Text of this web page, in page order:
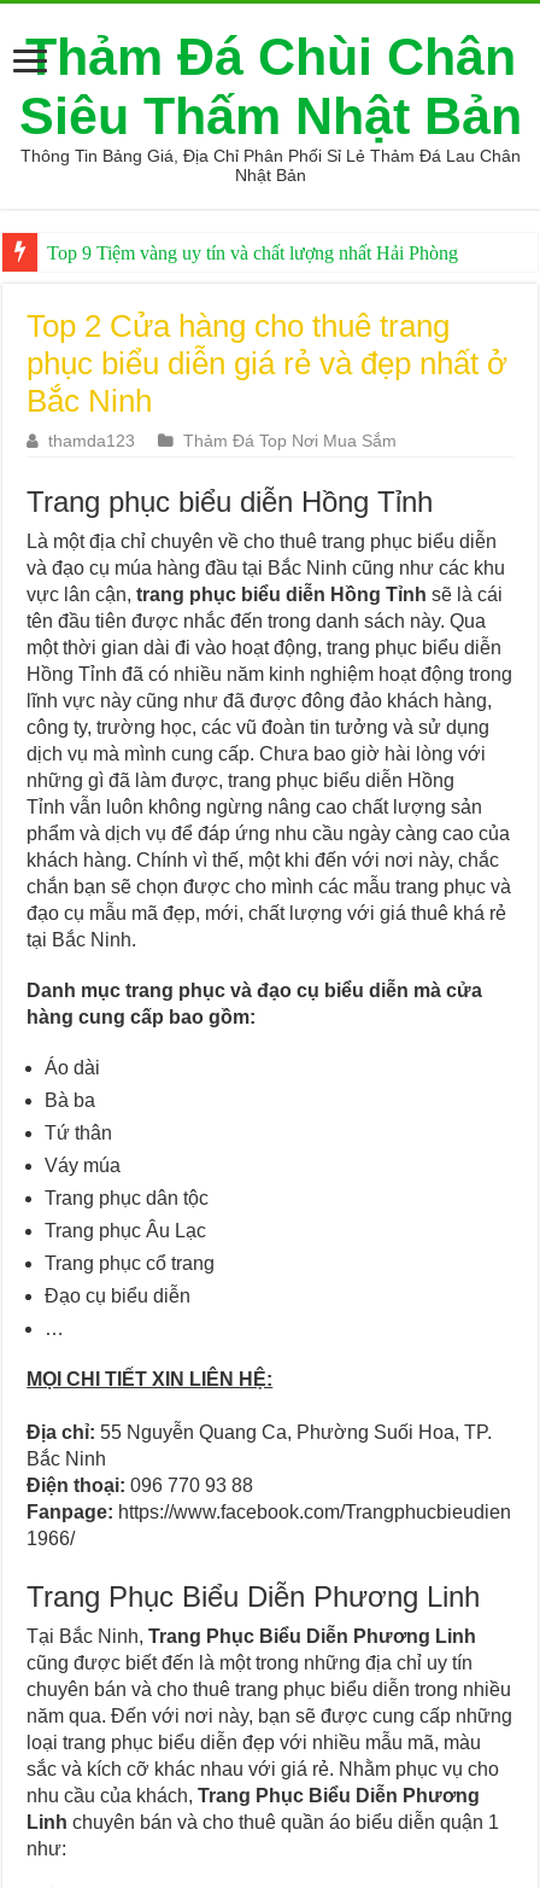
Thảm Đá Chùi Chân
Siêu Thấm Nhật Bản
Thông Tin Bảng Giá, Địa Chỉ Phân Phối Sỉ Lẻ Thảm Đá Lau Chân
Nhật Bản
Top 9 Tiệm vàng uy tín và chất lượng nhất Hải Phòng
Top 2 Cửa hàng cho thuê trang
phục biểu diễn giá rẻ và đẹp nhất ở
Bắc Ninh
thamda123 Thảm Đá Top Nơi Mua Sắm
Trang phục biểu diễn Hồng Tỉnh
Là một địa chỉ chuyên về cho thuê trang phục biểu diễn
và đạo cụ múa hàng đầu tại Bắc Ninh cũng như các khu
vực lân cận,trang phục biểu diễn Hồng Tỉnhsẽ là cái
tên đầu tiên được nhắc đến trong danh sách này. Qua
một thời gian dài đi vào hoạt động, trang phục biểu diễn
Hồng Tỉnh đã có nhiều năm kinh nghiệm hoạt động trong
lĩnh vực này cũng như đã được đông đảo khách hàng,
công ty, trường học, các vũ đoàn tin tưởng và sử dụng
dịch vụ mà mình cung cấp. Chưa bao giờ hài lòng với
những gì đã làm được, trang phục biểu diễn Hồng
Tỉnh vẫn luôn không ngừng nâng cao chất lượng sản
phẩm và dịch vụ để đáp ứng nhu cầu ngày càng cao của
khách hàng. Chính vì thế, một khi đến với nơi này, chắc
chắn bạn sẽ chọn được cho mình các mẫu trang phục và
đạo cụ mẫu mã đẹp, mới, chất lượng với giá thuê khá rẻ
tại Bắc Ninh.
Danh mục trang phục và đạo cụ biểu diễn mà cửa
hàng cung cấp bao gồm:
Áo dài
Bà ba
Tứ thân
Váy múa
Trang phục dân tộc
Trang phục Âu Lạc
Trang phục cổ trang
Đạo cụ biểu diễn
…
MỌI CHI TIẾT XIN LIÊN HỆ:
Địa chỉ: 55 Nguyễn Quang Ca, Phường Suối Hoa, TP.
Bắc Ninh
Điện thoại: 096 770 93 88
Fanpage: https://www.facebook.com/Trangphucbieudien
1966/
Trang Phục Biểu Diễn Phương Linh
Tại Bắc Ninh,Trang Phục Biểu Diễn Phương Linh
cũng được biết đến là một trong những địa chỉ uy tín
chuyên bán và cho thuê trang phục biểu diễn trong nhiều
năm qua. Đến với nơi này, bạn sẽ được cung cấp những
loại trang phục biểu diễn đẹp với nhiều mẫu mã, màu
sắc và kích cỡ khác nhau với giá rẻ. Nhằm phục vụ cho
nhu cầu của khách,Trang Phục Biểu Diễn Phương
Linh chuyên bán và cho thuê quần áo biểu diễn quận 1
như: